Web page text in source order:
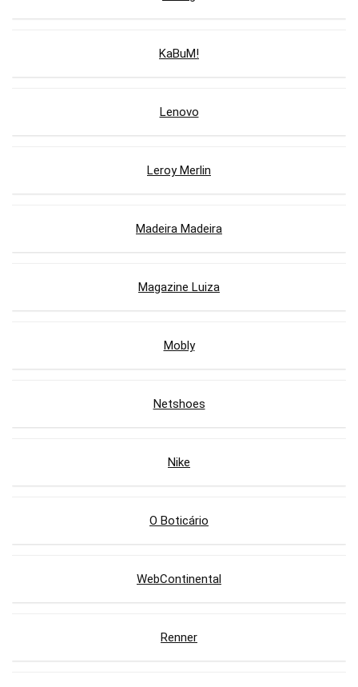
KaBuM!
Lenovo
Leroy Merlin
Madeira Madeira
Magazine Luiza
Mobly
Netshoes
Nike
O Boticário
WebContinental
Renner